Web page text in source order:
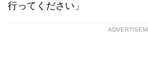
行ってください」